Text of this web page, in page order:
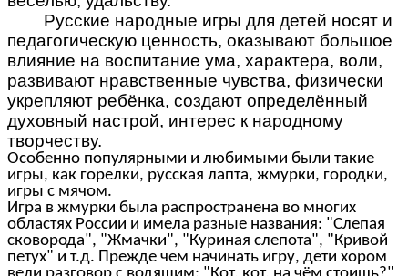
Русские народные игры для детей носят и
педагогическую ценность, оказывают большое
влияние на воспитание ума, характера, воли,
развивают нравственные чувства, физически
укрепляют ребёнка, создают определённый
духовный настрой, интерес к народному
творчеству.
Особенно популярными и любимыми были такие
игры, как горелки, русская лапта, жмурки, городки,
игры с мячом.
Игра в жмурки была распространена во многих
областях России и имела разные названия: "Слепая
сковорода", "Жмачки", "Куриная слепота", "Кривой
петух" и т.д. Прежде чем начинать игру, дети хором